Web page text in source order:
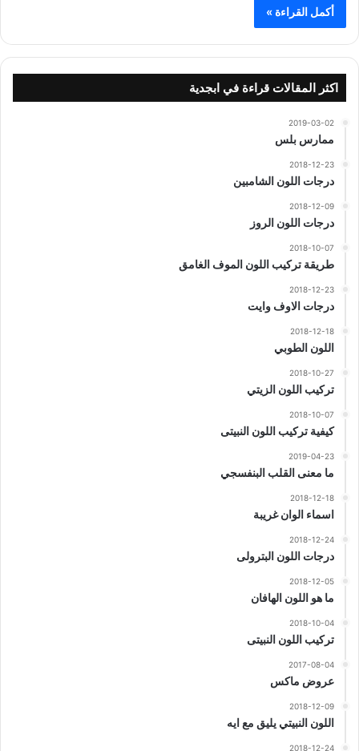
أكمل القراءة »
اكثر المقالات قراءة في ابجدية
2019-03-02
ممارس بلس
2018-12-23
درجات اللون الشامبين
2018-12-09
درجات اللون الروز
2018-10-07
طريقة تركيب اللون الموف الغامق
2018-12-23
درجات الاوف وايت
2018-12-18
اللون الطوبي
2018-10-27
تركيب اللون الزيتي
2018-10-07
كيفية تركيب اللون النبيتى
2019-04-23
ما معنى القلب البنفسجي
2018-12-18
اسماء الوان غريبة
2018-12-24
درجات اللون البترولى
2018-12-05
ما هو اللون الهافان
2018-10-04
تركيب اللون النبيتى
2017-08-04
عروض ماكس
2018-12-09
اللون النبيتي يليق مع ايه
2018-12-24